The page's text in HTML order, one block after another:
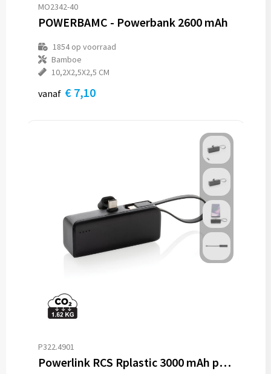
MO2342-40
POWERBAMC - Powerbank 2600 mAh
1854op voorraad
Bamboe
10,2X2,5X2,5 CM
vanaf € 7,10
P322.4901
Powerlink RCS Rplastic 3000 mAh powerbank USB C connector